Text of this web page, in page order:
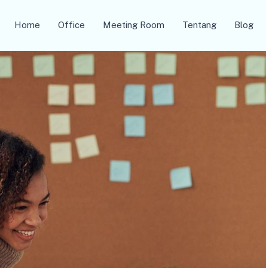
Home Office Meeting Room Tentang Blog